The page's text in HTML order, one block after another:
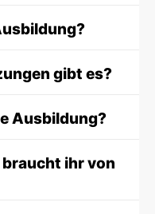
gibt es?
Ausbildung?
ihr von